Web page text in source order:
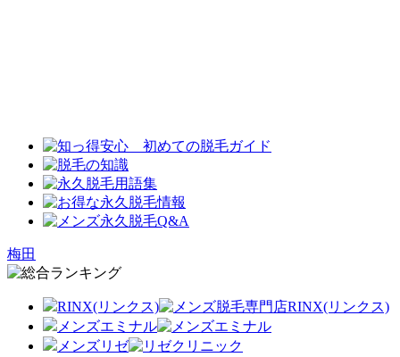
梅田
RINX(リンクス)
メンズエミナル
メンズリゼ